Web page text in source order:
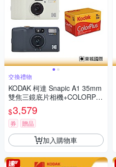
交換禮物
KODAK 柯達 Snapic A1 35mm
雙焦三鏡底片相機+COLORPL
US 200底片組
$3,579
券 贈品
加入購物車